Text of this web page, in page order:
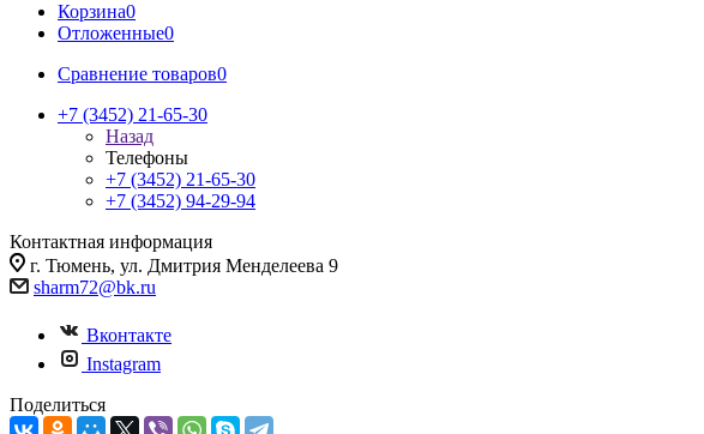
Корзина0
Отложенные0
Сравнение товаров0
+7 (3452) 21-65-30
Назад
Телефоны
+7 (3452) 21-65-30
+7 (3452) 94-29-94
Контактная информация
г. Тюмень, ул. Дмитрия Менделеева 9
sharm72@bk.ru
Вконтакте
Instagram
Поделиться